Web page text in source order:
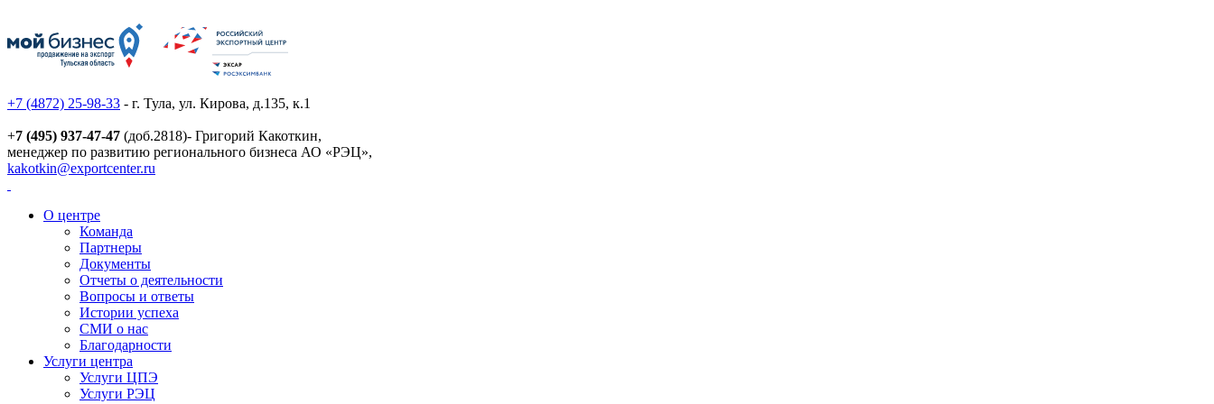
+7 (4872) 25-98-33 - г. Тула, ул. Кирова, д.135, к.1
+7 (495) 937-47-47 (доб.2818)- Григорий Какоткин,
менеджер по развитию регионального бизнеса АО «РЭЦ»,
kakotkin@exportcenter.ru
О центре
Команда
Партнеры
Документы
Отчеты о деятельности
Вопросы и ответы
Истории успеха
СМИ о нас
Благодарности
Услуги центра
Услуги ЦПЭ
Услуги РЭЦ